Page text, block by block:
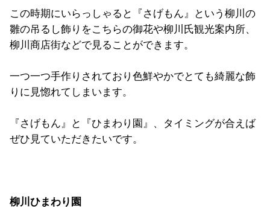
この時期にいらっしゃると『さげもん』という柳川の
雛の吊るし飾りをこちらの御花や柳川氏観光案内所、
柳川商店街などで見ることができます。
一つ一つ手作りされており色鮮やかでとても綺麗な飾
りに見惚れてしまいます。
『さげもん』と『ひまわり園』、タイミングが合えば
ぜひ見ていただきたいです。
柳川ひまわり園